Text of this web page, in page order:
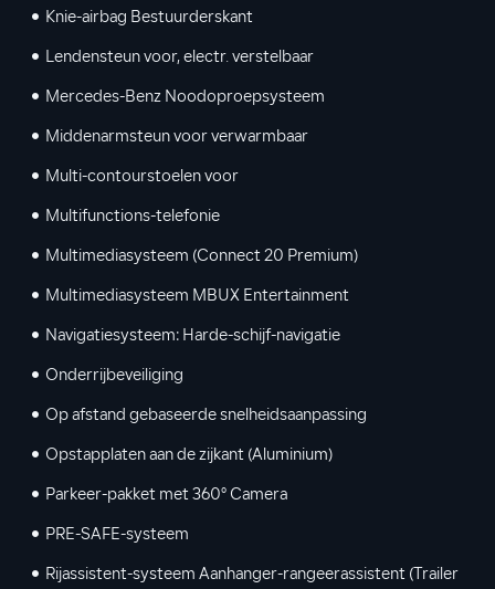
Knie-airbag Bestuurderskant
Lendensteun voor, electr. verstelbaar
Mercedes-Benz Noodoproepsysteem
Middenarmsteun voor verwarmbaar
Multi-contourstoelen voor
Multifunctions-telefonie
Multimediasysteem (Connect 20 Premium)
Multimediasysteem MBUX Entertainment
Navigatiesysteem: Harde-schijf-navigatie
Onderrijbeveiliging
Op afstand gebaseerde snelheidsaanpassing
Opstapplaten aan de zijkant (Aluminium)
Parkeer-pakket met 360° Camera
PRE-SAFE-systeem
Rijassistent-systeem Aanhanger-rangeerassistent (Trailer